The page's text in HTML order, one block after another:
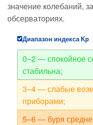
значение колебаний,
обсерваториях.
Диапазон индекса Kp
0–2 — спокойное
стабильна;
3–4 — слабые
приборами;
5–6 — буря